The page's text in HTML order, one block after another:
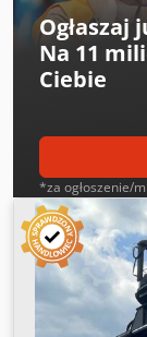
dobry
rozmiar:
piętrowe na
Ogłaszaj
Na 11
Ciebie
*za ogłoszenie/